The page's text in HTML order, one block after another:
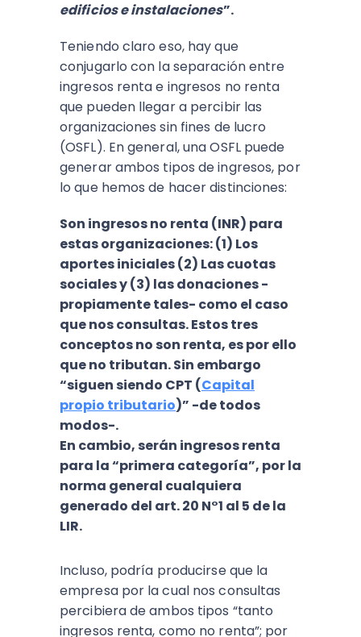
edificios e instalaciones”.
Teniendo claro eso, hay que
conjugarlo con la separación entre
ingresos renta e ingresos no renta
que pueden llegar a percibir las
organizaciones sin fines de lucro
(OSFL). En general, una OSFL puede
generar ambos tipos de ingresos, por
lo que hemos de hacer distinciones:
Son ingresos no renta (INR) para
estas organizaciones: (1) Los
aportes iniciales (2) Las cuotas
sociales y (3) las donaciones -
propiamente tales- como el caso
que nos consultas. Estos tres
conceptos no son renta, es por ello
que no tributan. Sin embargo
“siguen siendo CPT (Capital
propio tributario)” -de todos
modos-.
En cambio, serán ingresos renta
para la “primera categoría”, por la
norma general cualquiera
generado del art. 20 N°1 al 5 de la
LIR.
Incluso, podría producirse que la
empresa por la cual nos consultas
percibiera de ambos tipos “tanto
ingresos renta, como no renta”; por